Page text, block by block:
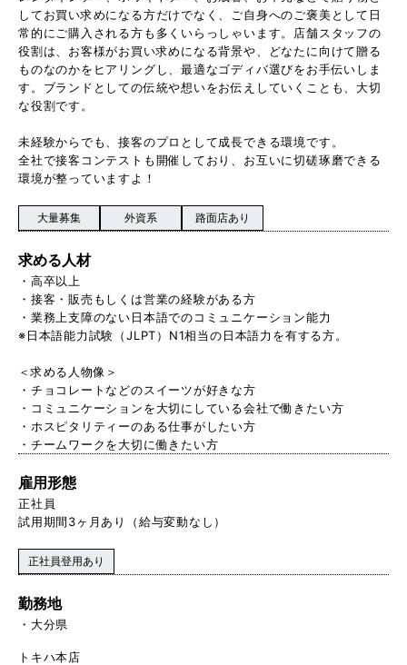
してお買い求めになる方だけでなく、ご自身へのご褒美として日
常的にご購入される方も多くいらっしゃいます。店舗スタッフの
役割は、お客様がお買い求めになる背景や、どなたに向けて贈る
ものなのかをヒアリングし、最適なゴディバ選びをお手伝いしま
す。ブランドとしての伝統や想いをお伝えしていくことも、大切
な役割です。
未経験からでも、接客のプロとして成長できる環境です。
全社で接客コンテストも開催しており、お互いに切磋琢磨できる
環境が整っていますよ！
大量募集 外資系 路面店あり
求める人材
・高卒以上
・接客・販売もしくは営業の経験がある方
・業務上支障のない日本語でのコミュニケーション能力
※日本語能力試験（JLPT）N1相当の日本語力を有する方。
＜求める人物像＞
・チョコレートなどのスイーツが好きな方
・コミュニケーションを大切にしている会社で働きたい方
・ホスピタリティーのある仕事がしたい方
・チームワークを大切に働きたい方
雇用形態
正社員
試用期間3ヶ月あり（給与変動なし）
正社員登用あり
勤務地
大分県
トキハ本店